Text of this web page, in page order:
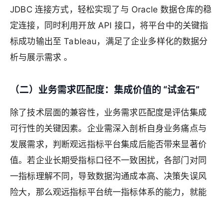
JDBC 连接方式，轻松实现了与 Oracle 数据仓库的稳
定连接，同时利用开放 API 接口，将平台中的关键指
标成功输出至 Tableau，满足了企业多样化的数据分
析与展示需求 。
（二）业务需求匹配度：集成价值的 “试金石”
除了技术层面的兼容性，业务需求匹配度是评估集成
可行性的关键因素。企业需深入剖析自身业务痛点与
发展需求，判断观远指标平台集成后能否带来显著价
值。若企业长期受指标口径不一致困扰，各部门对同
一指标理解不同，导致数据沟通成本高、决策失误风
险大，那么观远指标平台统一指标体系的能力，就能